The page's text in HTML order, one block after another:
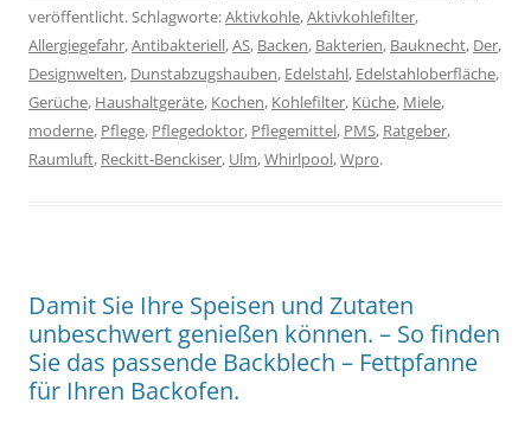
veröffentlicht. Schlagworte:Aktivkohle,Aktivkohlefilter,
Allergiegefahr,Antibakteriell,AS, Backen, Bakterien, Bauknecht, Der,
Designwelten, Dunstabzugshauben, Edelstahl, Edelstahloberfläche,
Gerüche, Haushaltgeräte, Kochen, Kohlefilter, Küche, Miele,
moderne, Pflege, Pflegedoktor, Pflegemittel, PMS, Ratgeber,
Raumluft, Reckitt-Benckiser, Ulm,Whirlpool,Wpro.
Damit Sie Ihre Speisen und Zutaten
unbeschwert genießen können. – So finden
Sie das passende Backblech – Fettpfanne
für Ihren Backofen.